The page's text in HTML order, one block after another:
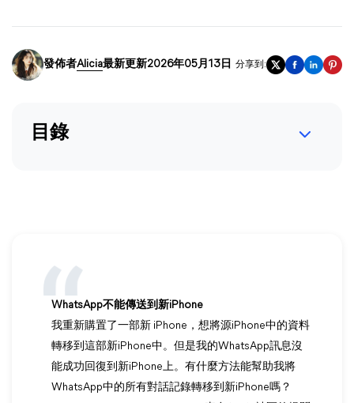
發佈者Alicia最新更新2026年05月13日 分享到:
目錄
WhatsApp不能傳送到新iPhone
我重新購置了一部新 iPhone，想將源iPhone中的資料
轉移到這部新iPhone中。但是我的WhatsApp訊息沒
能成功回復到新iPhone上。有什麼方法能幫助我將
WhatsApp中的所有對話記錄轉移到新iPhone嗎？